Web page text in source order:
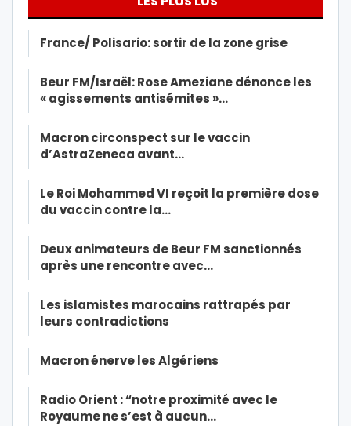
France/ Polisario: sortir de la zone grise
Beur FM/Israël: Rose Ameziane dénonce les
« agissements antisémites »…
Macron circonspect sur le vaccin
d’AstraZeneca avant…
Le Roi Mohammed VI reçoit la première dose
du vaccin contre la…
Deux animateurs de Beur FM sanctionnés
après une rencontre avec…
Les islamistes marocains rattrapés par
leurs contradictions
Macron énerve les Algériens
Radio Orient : “notre proximité avec le
Royaume ne s’est à aucun…